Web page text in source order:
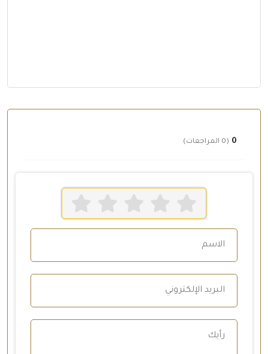
0 (0 المراجعات)